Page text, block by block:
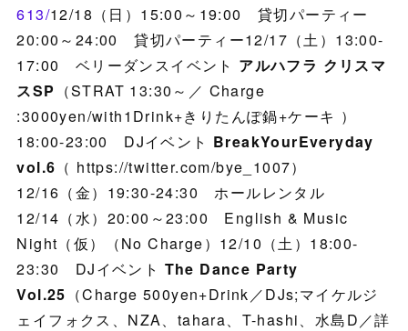
613/12/18（日）15:00～19:00 貸切パーティー
20:00～24:00 貸切パーティー12/17（土）13:00-
17:00 ベリーダンスイベント アルハフラ クリスマ
スSP （STRAT 13:30～／ Charge
:3000yen/with1Drink+きりたんぽ鍋+ケーキ ）
18:00-23:00 DJイベント BreakYourEveryday
vol.6 （ https://twitter.com/bye_1007）
12/16（金）19:30-24:30 ホールレンタル
12/14（水）20:00～23:00 English & Music
Night（仮）（No Charge）12/10（土）18:00-
23:30 DJイベント The Dance Party
Vol.25 （Charge 500yen+Drink／DJs;マイケルジ
ェイフォクス、NZA、tahara、T-hashi、水島D／詳